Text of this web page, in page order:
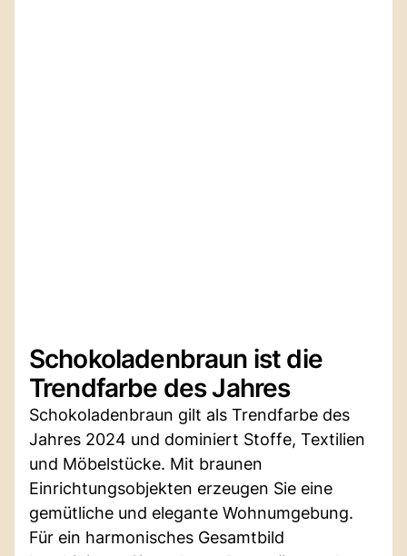
Schokoladenbraun ist die
Trendfarbe des Jahres
Schokoladenbraun gilt als Trendfarbe des
Jahres 2024 und dominiert Stoffe, Textilien
und Möbelstücke. Mit braunen
Einrichtungsobjekten erzeugen Sie eine
gemütliche und elegante Wohnumgebung.
Für ein harmonisches Gesamtbild